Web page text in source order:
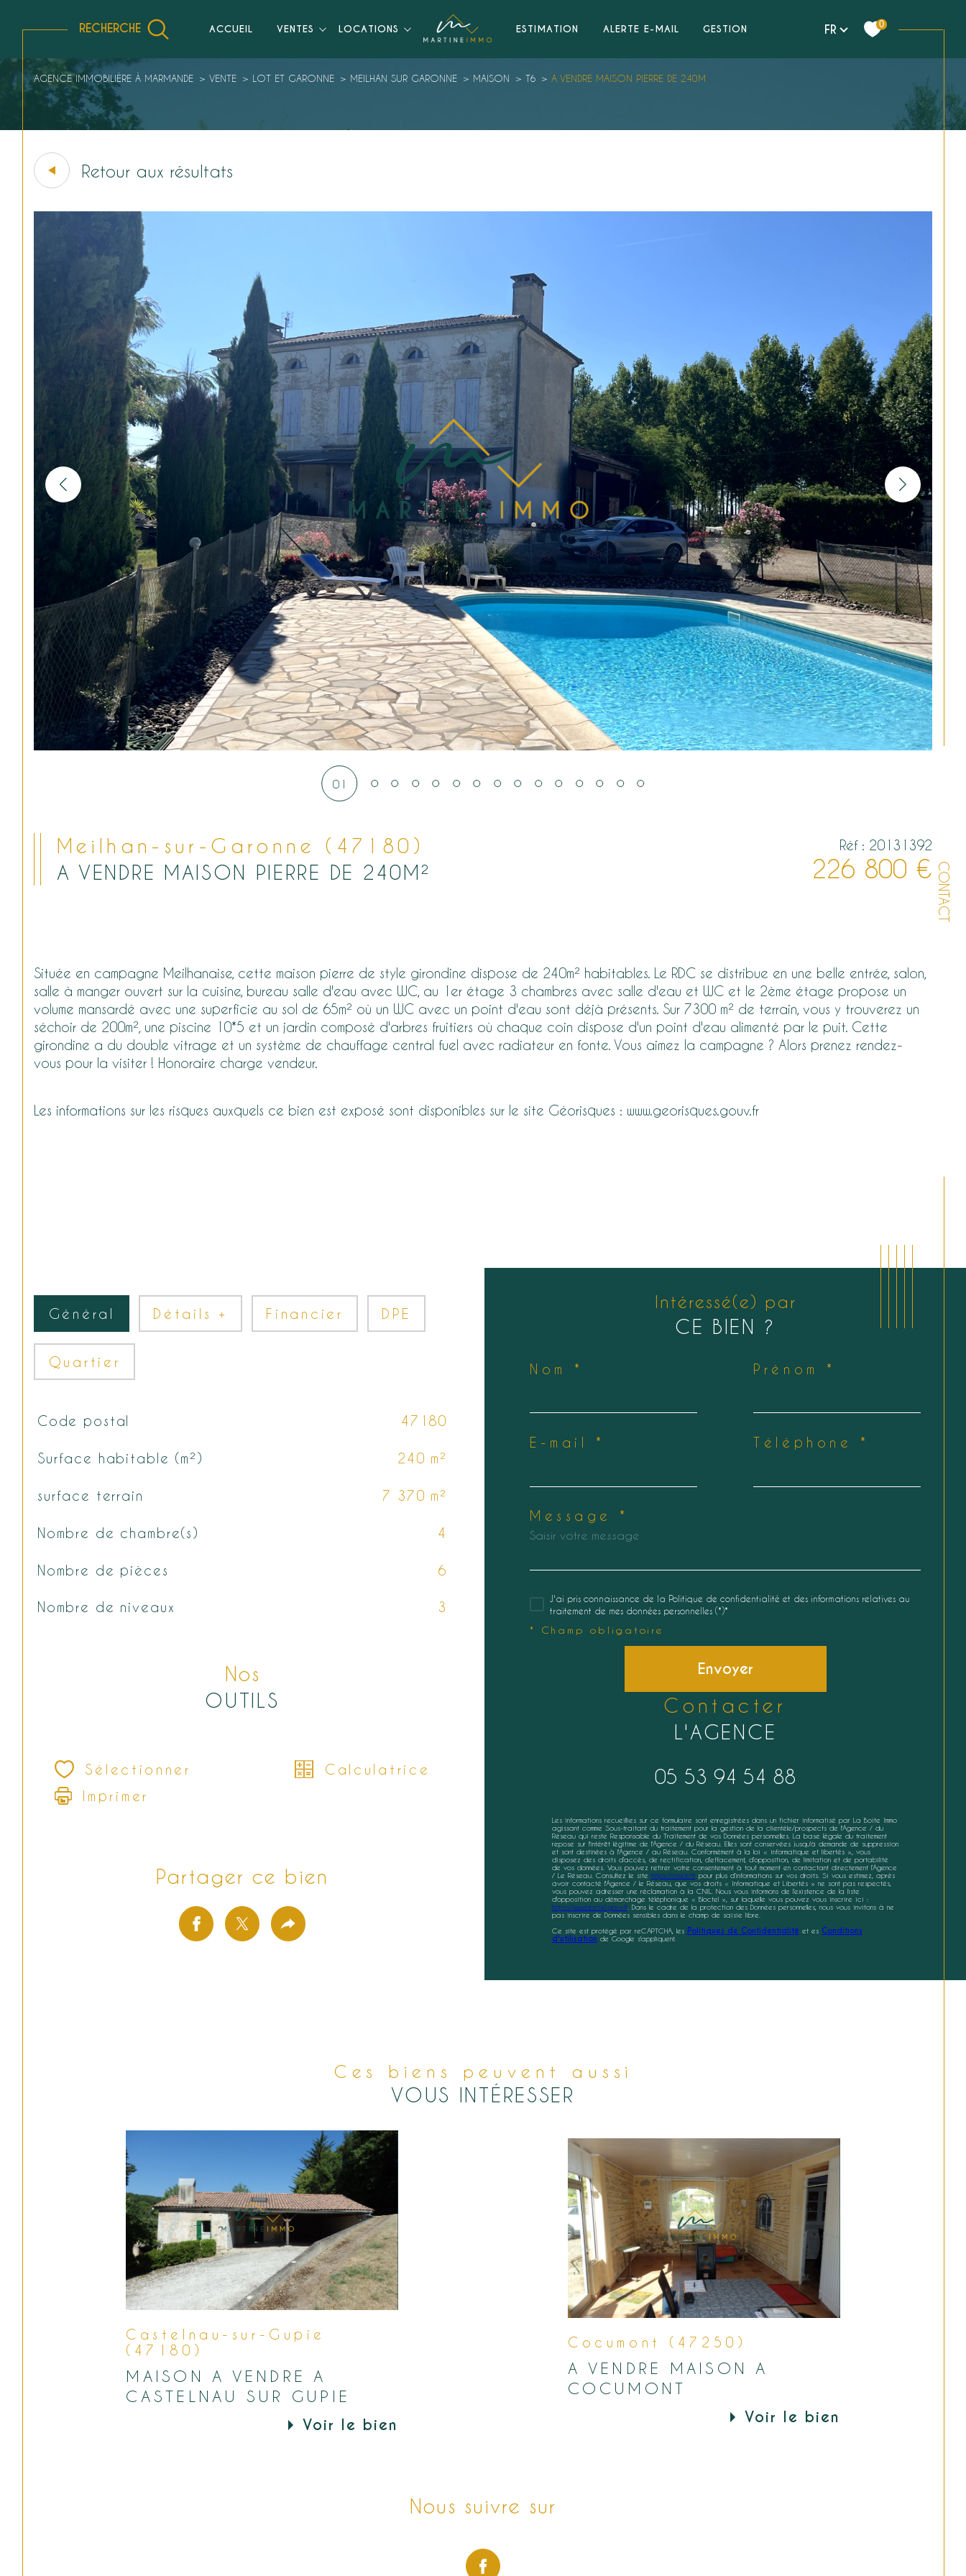
ACCUEIL VENTES
Vente Immobilier Professionnel
LOCATIONS
Location Professionnelle
ESTIMATION ALERTE E-MAIL GESTION
RECHERCHE Langue
FR 0
CONTACT
AGENCE IMMOBILIÈRE À MARMANDE VENTE LOT ET GARONNE MEILHAN SUR GARONNE MAISON T6 A VENDRE MAISON PIERRE DE 240M
Retour aux résultats
01
Meilhan-sur-Garonne (47180)
A VENDRE MAISON PIERRE DE 240M²
Réf : 20131392
226 800 €
Située en campagne Meilhanaise, cette maison pierre de style girondine dispose de 240m² habitables. Le RDC se distribue en une belle entrée, salon,
salle à manger ouvert sur la cuisine, bureau salle d'eau avec WC, au 1er étage 3 chambres avec salle d'eau et WC et le 2ème étage propose un
volume mansardé avec une superficie au sol de 65m² où un WC avec un point d'eau sont déjà présents. Sur 7300 m² de terrain, vous y trouverez un
séchoir de 200m², une piscine 10*5 et un jardin composé d'arbres fruitiers où chaque coin dispose d'un point d'eau alimenté par le puit. Cette
girondine a du double vitrage et un système de chauffage central fuel avec radiateur en fonte. Vous aimez la campagne ? Alors prenez rendez-
vous pour la visiter ! Honoraire charge vendeur.
Les informations sur les risques auxquels ce bien est exposé sont disponibles sur le site Géorisques : www.georisques.gouv.fr
Général Détails + Financier DPE
Quartier
TRAD_SIROCCO_Caracteristique
Code postal 47180
Surface habitable (m²) 240 m²
surface terrain 7 370 m²
Nombre de chambre(s) 4
Nombre de pièces 6
Nombre de niveaux 3
Nos
OUTILS
Sélectionner
Calculatrice
Imprimer
Partager ce bien
Intéressé(e) par
CE BIEN ?
Nom * Prénom *
E-mail * Téléphone *
Message *
J'ai pris connaissance de la Politique de confidentialité et des informations relatives au
traitement de mes données personnelles (*)*
* Champ obligatoire
Envoyer
contacter
L'AGENCE
05 53 94 54 88
Les informations recueillies sur ce formulaire sont enregistrées dans un fichier informatisé par La Boite Immo
agissant comme Sous-traitant du traitement pour la gestion de la clientèle/prospects de l'Agence / du
Réseau qui reste Responsable du Traitement de vos Données personnelles. La base légale du traitement
repose sur l'intérêt légitime de l'Agence / du Réseau. Elles sont conservées jusqu'à demande de suppression
et sont destinées à l'Agence / au Réseau. Conformément à la loi « informatique et libertés », vous
disposez des droits d’accès, de rectification, d’effacement, d’opposition, de limitation et de portabilité
de vos données. Vous pouvez retirer votre consentement à tout moment en contactant directement l’Agence
/ Le Réseau. Consultez le site https://cnil.fr/fr pour plus d’informations sur vos droits. Si vous estimez, après
avoir contacté l'Agence / le Réseau, que vos droits « Informatique et Libertés » ne sont pas respectés,
vous pouvez adresser une réclamation à la CNIL. Nous vous informons de l’existence de la liste
d'opposition au démarchage téléphonique « Bloctel », sur laquelle vous pouvez vous inscrire ici :
https://www.bloctel.gouv.fr. Dans le cadre de la protection des Données personnelles, nous vous invitons à ne
pas inscrire de Données sensibles dans le champ de saisie libre.
Ce site est protégé par reCAPTCHA, les Politiques de Confidentialité et es Conditions
d'utilisation de Google s'appliquent.
Ces biens peuvent aussi
VOUS INTÉRESSER
Castelnau-sur-Gupie
(47180)
MAISON A VENDRE A
CASTELNAU SUR GUPIE
Voir le bien
Cocumont (47250)
A VENDRE MAISON A
COCUMONT
Voir le bien
Nous suivre sur